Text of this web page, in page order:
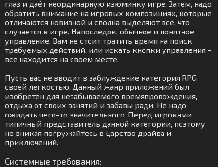
глаз и даёт неординарную изюминку игре. Затем, надо
обратить внимание на игровых композициях, которые
отличаются новизной и сполна выделяют всё, что
случается в игре. Напоследок, обычное и понятное
управление. Вам не стоит тратить время на поиск
требуемых действий, или искать кнопки управления -
всё находится на своем месте.
Пусть вас не вводит в заблуждение категория RPG
своей легкостью. Данный жанр приложений был
изобретён для незабываемого времяпровождения,
отдыха от своих занятий и забавы ради. Не надо
ожидать чего-то значительного. Перед игроками
типичный представитель данной категории, поэтому
не вникая погружайтесь в царство драйва и
приключений.
Системные требования: